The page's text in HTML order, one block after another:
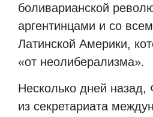
боливарианской
аргентинцами и со
Латинской Америки,
«от неолиберализма».
Несколько дней
из секретариата